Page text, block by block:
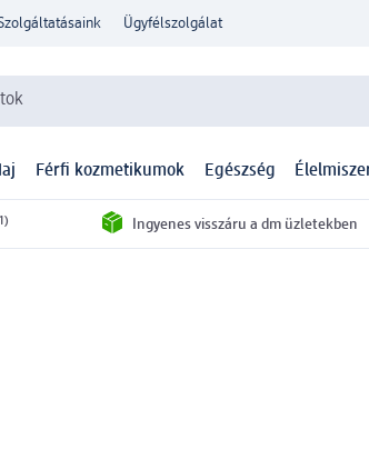
Ügyfélszolgálat
Férfi kozmetikumok Egészség
Ingyenes visszáru a dm üzletekben